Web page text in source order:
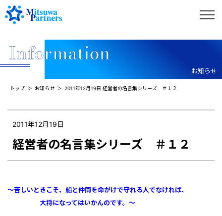
お知らせ
トップ お知らせ 2011年12月19日 経営者の名言集シリーズ ＃１２
2011年12月19日
経営者の名言集シリーズ ＃１２
～苦しいときこそ、船と仲間を命がけで守れる人でなければ、
大将になってはいかんのです。 ～